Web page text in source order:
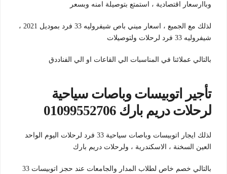
وباارسعار اقتصادية ، استمتع بتوصيلة امنه وبسعر
لذلك مع الجميع ، اسعار ميني باص شيفروليه 33 فرد بموديل 2021 ،
شيفروليه 33 فرد لرحلات ولتوصيلات
بالتالي عملائنا في المناسبات الي القاعات او الي الفناددق
تأجير اتوبيسات وباصات سياحية
لرحلات دريم بارك 01099552706
لذلك ايجار اتوبيسات وباصات سياحية 33 فرد لرحلات اليوم الواحد
العين السخنة ، الاسكندرية ، ولرحلات دريم بارك
بالتالي خصم خاص لطلاب المدار والجامعات عند حجز اتوبيسات 33